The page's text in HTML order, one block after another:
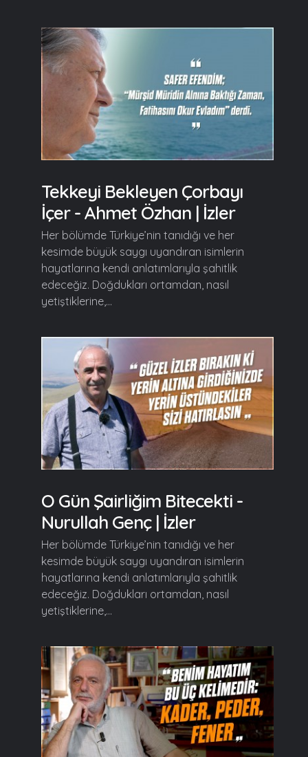
Tekkeyi Bekleyen Çorbayı
İçer - Ahmet Özhan | İzler
Her bölümde Türkiye’nin tanıdığı ve her
kesimde büyük saygı uyandıran isimlerin
hayatlarına kendi anlatımlarıyla şahitlik
edeceğiz. Doğdukları ortamdan, nasıl
yetiştiklerine,...
O Gün Şairliğim Bitecekti -
Nurullah Genç | İzler
Her bölümde Türkiye’nin tanıdığı ve her
kesimde büyük saygı uyandıran isimlerin
hayatlarına kendi anlatımlarıyla şahitlik
edeceğiz. Doğdukları ortamdan, nasıl
yetiştiklerine,...